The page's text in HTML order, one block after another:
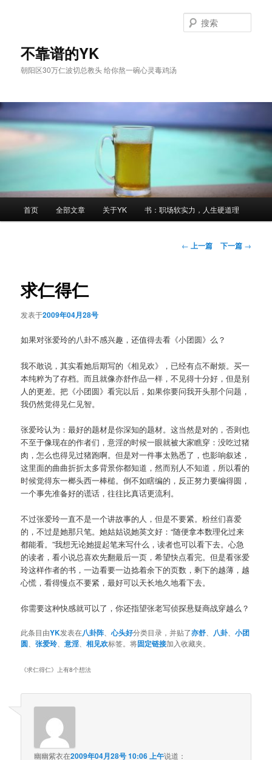
不靠谱的YK
朝阳区30万仁波切总教头 给你熬一碗心灵毒鸡汤
索
首页 全部文章 关于YK 书：职场软实力，人生硬道理
文← 上一篇 下一篇 →
求仁得仁
发表于2009年04月28号
如果对张爱玲的八卦不感兴趣，还值得去看《小团圆》么？
我不敢说，其实看她后期写的《相见欢》，已经有点不耐烦。买一
本纯粹为了存档。而且就像亦舒作品一样，不见得十分好，但是别
人的更差。把《小团圆》看完以后，如果你要问我开头那个问题，
我仍然觉得见仁见智。
张爱玲认为：最好的题材是你深知的题材。这当然是对的，否则也
不至于像现在的作者们，意淫的时候一眼就被大家瞧穿：没吃过猪
肉，怎么也得见过猪跑啊。但是对一件事太熟悉了，也影响叙述，
这里面的曲曲折折太多背景你都知道，然而别人不知道，所以看的
时候觉得东一榔头西一棒槌。倒不如瞎编的，反正努力要编得圆，
一个事先准备好的谎话，往往比真话更流利。
不过张爱玲一直不是一个讲故事的人，但是不要紧。粉丝们喜爱
的，不过是她那只笔。她姑姑说她英文好：“随便拿本数理化过来
都能看。”我想无论她提起笔来写什么，读者也可以看下去。心急
的读者，看小说总喜欢先翻最后一页，希望快点看完。但是看张爱
玲这样作者的书，一边看要一边捻着余下的页数，剩下的越薄，越
心慌，看得慢点不要紧，最好可以天长地久地看下去。
你需要这种快感就可以了，你还指望张老写侦探悬疑商战穿越么？
此条目由YK发表在八卦阵 、心头好分类目录，并贴了亦舒 八卦 、小团
圆 、张爱玲 、意淫、相见欢标签。将固定链接加入收藏夹。
《求仁得仁》上有8个想法
幽幽紫衣在2009年04月28号 10:06 上午说道：